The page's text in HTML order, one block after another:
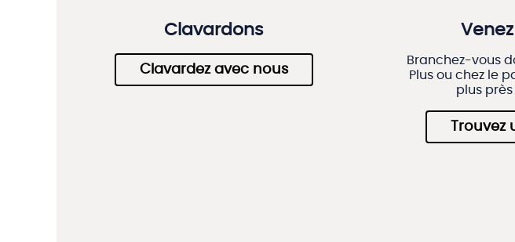
Clavardons
Clavardez avec nous
Branchez-vous
Plus ou chez le
plus près